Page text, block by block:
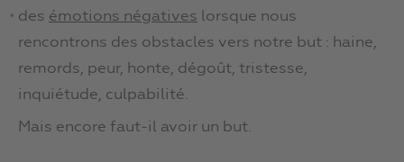
des émotions négatives lorsque nous
rencontrons des obstacles vers notre but : haine,
remords, peur, honte, dégoût, tristesse,
inquiétude, culpabilité.
Mais encore faut-il avoir un but.